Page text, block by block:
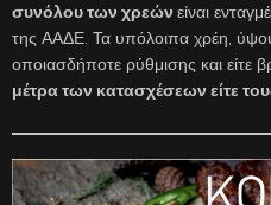
συνόλου των χρεών είναι
της ΑΑΔΕ. Τα υπόλοιπα χρέη,
οποιασδήποτε ρύθμισης και είτε
μέτρα των κατασχέσεων είτε